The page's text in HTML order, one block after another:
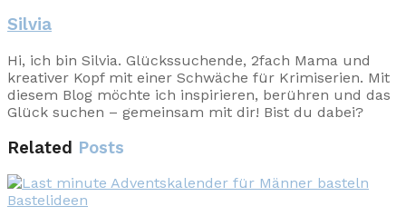
Silvia
Hi, ich bin Silvia. Glückssuchende, 2fach Mama und
kreativer Kopf mit einer Schwäche für Krimiserien. Mit
diesem Blog möchte ich inspirieren, berühren und das
Glück suchen – gemeinsam mit dir! Bist du dabei?
Related Posts
Bastelideen